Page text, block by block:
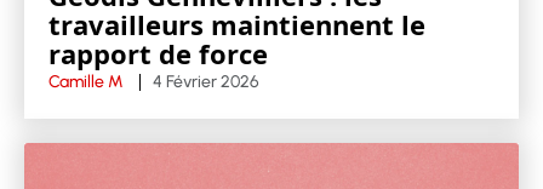
travailleurs maintiennent le
rapport de force
Camille M 4 Février 2026